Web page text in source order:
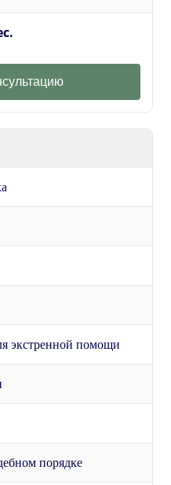
экстренной помощи
порядке